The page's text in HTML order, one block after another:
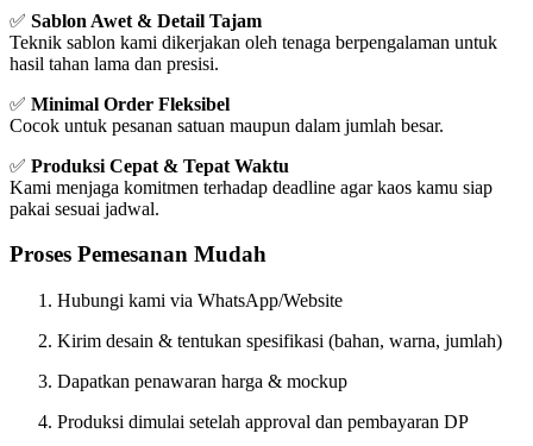
✅ Sablon Awet & Detail Tajam
Teknik sablon kami dikerjakan oleh tenaga berpengalaman untuk
hasil tahan lama dan presisi.
✅ Minimal Order Fleksibel
Cocok untuk pesanan satuan maupun dalam jumlah besar.
✅ Produksi Cepat & Tepat Waktu
Kami menjaga komitmen terhadap deadline agar kaos kamu siap
pakai sesuai jadwal.
Proses Pemesanan Mudah
Hubungi kami via WhatsApp/Website
Kirim desain & tentukan spesifikasi (bahan, warna, jumlah)
Dapatkan penawaran harga & mockup
Produksi dimulai setelah approval dan pembayaran DP